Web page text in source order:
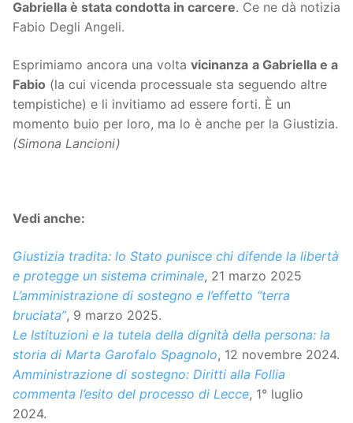
Gabriella è stata condotta in carcere. Ce ne dà notizia
Fabio Degli Angeli.
Esprimiamo ancora una volta vicinanza a Gabriella e a
Fabio (la cui vicenda processuale sta seguendo altre
tempistiche) e li invitiamo ad essere forti. È un
momento buio per loro, ma lo è anche per la Giustizia.
(Simona Lancioni)
Vedi anche:
Giustizia tradita: lo Stato punisce chi difende la libertà
e protegge un sistema criminale, 21 marzo 2025
L’amministrazione di sostegno e l’effetto “terra
bruciata”, 9 marzo 2025.
Le Istituzioni e la tutela della dignità della persona: la
storia di Marta Garofalo Spagnolo, 12 novembre 2024.
Amministrazione di sostegno: Diritti alla Follia
commenta l’esito del processo di Lecce, 1° luglio
2024.